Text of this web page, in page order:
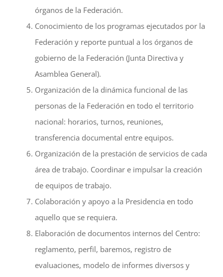
órganos de la Federación.
Conocimiento de los programas ejecutados por la
Federación y reporte puntual a los órganos de
gobierno de la Federación (Junta Directiva y
Asamblea General).
Organización de la dinámica funcional de las
personas de la Federación en todo el territorio
nacional: horarios, turnos, reuniones,
transferencia documental entre equipos.
Organización de la prestación de servicios de cada
área de trabajo. Coordinar e impulsar la creación
de equipos de trabajo.
Colaboración y apoyo a la Presidencia en todo
aquello que se requiera.
Elaboración de documentos internos del Centro:
reglamento, perfil, baremos, registro de
evaluaciones, modelo de informes diversos y